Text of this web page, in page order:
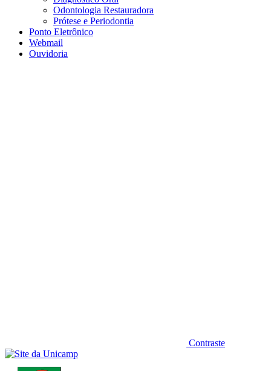
Odontologia Restauradora
Prótese e Periodontia
Ponto Eletrônico
Webmail
Ouvidoria
Contraste